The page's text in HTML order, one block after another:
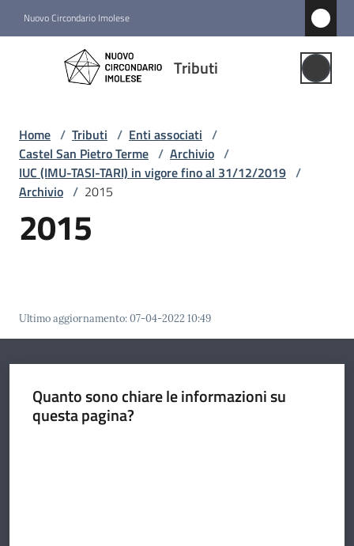
Nuovo Circondario Imolese
Tributi
Tributi
Gestione
Notizie
Comuni
associati
Menu selezionato
funzioni
Argomenti
Home / Tributi / Enti associati /
Castel San Pietro Terme / Archivio /
IUC (IMU-TASI-TARI) in vigore fino al 31/12/2019 /
Archivio / 2015
2015
Ultimo aggiornamento:07-04-2022 10:49
Quanto sono chiare le informazioni su
questa pagina?